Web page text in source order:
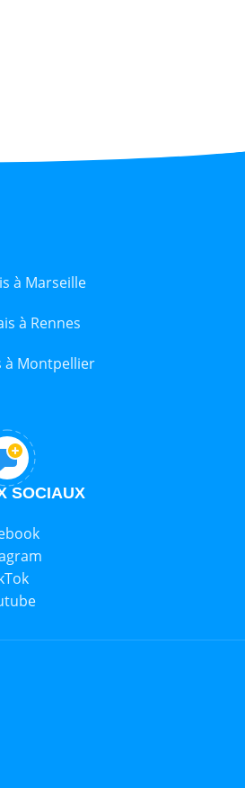
à Marseille
à Rennes
à Montpellier
SOCIAUX